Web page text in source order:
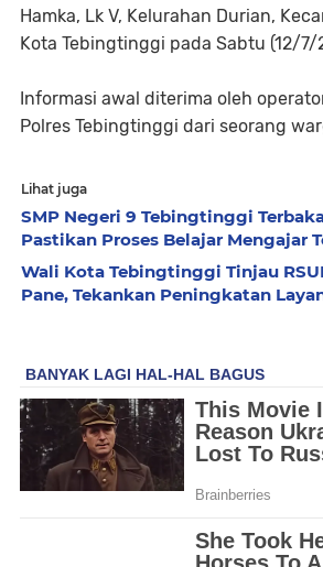
Hamka, Lk V, Kelurahan Durian,
Kota Tebingtinggi pada Sabtu (12/7/
Informasi awal diterima oleh
Polres Tebingtinggi dari seorang
Lihat juga
SMP Negeri 9 Tebingtinggi
Pastikan Proses Belajar Mengajar
Wali Kota Tebingtinggi Tinjau
Pane, Tekankan Peningkatan